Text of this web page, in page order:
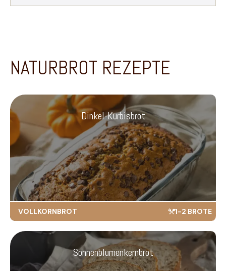
NATURBROT REZEPTE
Dinkel-Kürbisbrot
VOLLKORNBROT 1-2 BROTE
Sonnenblumenkernbrot